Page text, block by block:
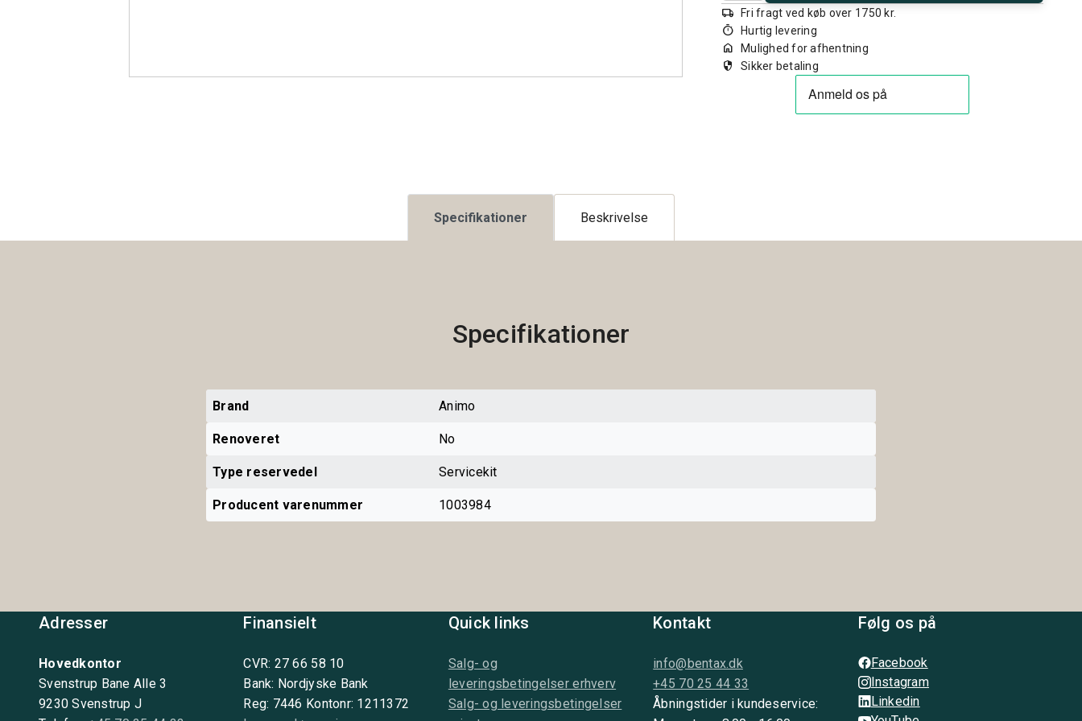
local_shipping Fri fragt ved køb over 1750 kr.
timer Hurtig levering
home Mulighed for afhentning
security Sikker betaling
Specifikationer Beskrivelse
Specifikationer
Brand Animo
Renoveret No
Type reservedel Servicekit
Producent varenummer 1003984
Adresser
Hovedkontor
Svenstrup Bane Alle 3
9230 Svenstrup J
Finansielt
CVR: 27 66 58 10
Bank: Nordjyske Bank
Reg: 7446 Kontonr: 1211372
Quick links
Salg- og
leveringsbetingelser erhverv
Salg- og leveringsbetingelser
Kontakt
info@bentax.dk
+45 70 25 44 33
Åbningstider i kundeservice:
Følg os på
Facebook
Instagram
Linkedin